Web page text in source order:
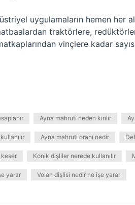
uygulamaların hemen her
traktörlere,
vinçlere kadar
Ayna mahruti neden kırılır
Ayna mahruti oranı nedir
Konik dişliler nerede kullanılır
yarar Volan dişlisi nedir ne işe yarar